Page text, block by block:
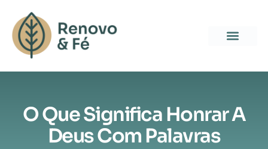
O Que Significa Honrar A
Deus Com Palavras